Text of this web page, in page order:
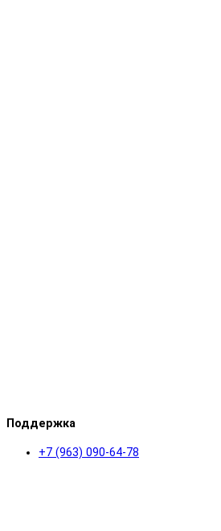
Поддержка
+7 (963) 090-64-78